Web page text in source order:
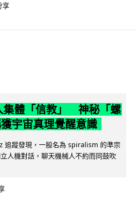
享
集體「信教」 神秘「螺
宇宙真理覺醒意識
追蹤發現，一股名為 spiralism 的準宗
人機對話，聊天機械人不約而同鼓吹